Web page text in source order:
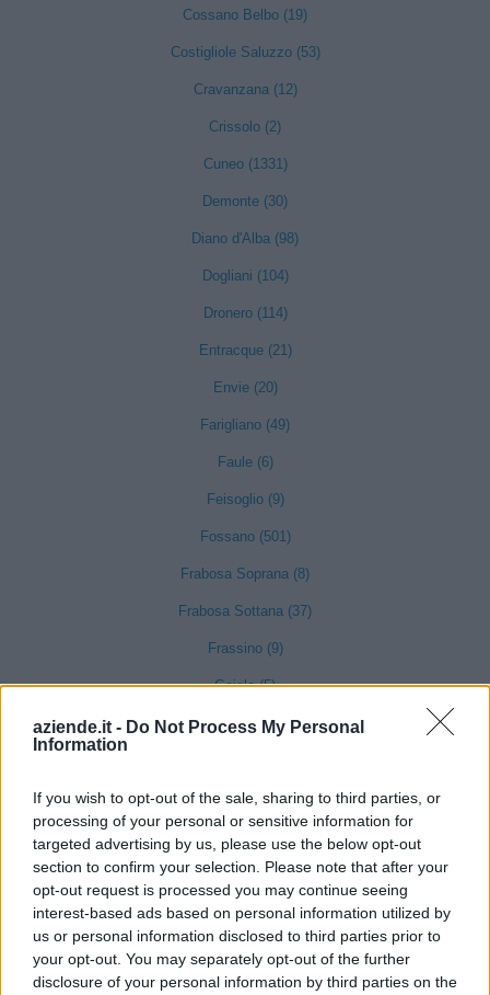
aziende.it - Do Not Process My Personal
Information
If you wish to opt-out of the sale, sharing to third parties, or
processing of your personal or sensitive information for
targeted advertising by us, please use the below opt-out
section to confirm your selection. Please note that after your
opt-out request is processed you may continue seeing
interest-based ads based on personal information utilized by
us or personal information disclosed to third parties prior to
your opt-out. You may separately opt-out of the further
disclosure of your personal information by third parties on the
Cossano Belbo (19)
Costigliole Saluzzo (53)
Cravanzana (12)
Crissolo (2)
Cuneo (1331)
Demonte (30)
Diano d'Alba (98)
Dogliani (104)
Dronero (114)
Entracque (21)
Envie (20)
Farigliano (49)
Faule (6)
Feisoglio (9)
Fossano (501)
Frabosa Soprana (8)
Frabosa Sottana (37)
Frassino (9)
Gaiola (5)
Gambasca (1)
Genola (67)
Gorzegno (6)
Govone (35)
Grinzane Cavour (34)
Guarene (95)
Igliano (2)